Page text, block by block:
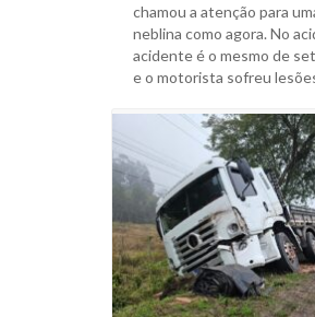
chamou a atenção para
neblina como agora. No
acidente é o mesmo de
e o motorista sofreu